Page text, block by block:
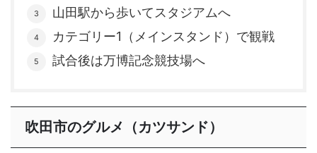
山田駅から歩いてスタジアムへ
カテゴリー1（メインスタンド）で観戦
試合後は万博記念競技場へ
吹田市のグルメ（カツサンド）